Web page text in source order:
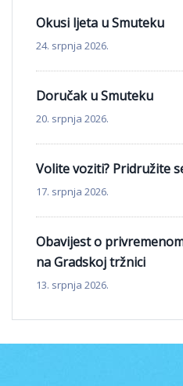
Okusi ljeta u Smuteku
24. srpnja 2026.
Doručak u Smuteku
20. srpnja 2026.
Volite voziti? Pridružite
17. srpnja 2026.
Obavijest o
na Gradskoj tržnici
13. srpnja 2026.